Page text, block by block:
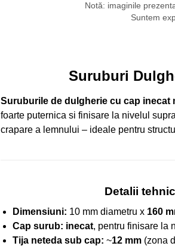
Notă: imaginile
Suntem
Suruburi
Suruburile de dulgherie cu cap inecat
foarte puternica si finisare la nivelul
crapare a lemnului – ideale pentru
Detalii
Dimensiuni: 10 mm diametru x 160
Cap surub: inecat, pentru finisare la
Tija neteda sub cap: ~12 mm(zona